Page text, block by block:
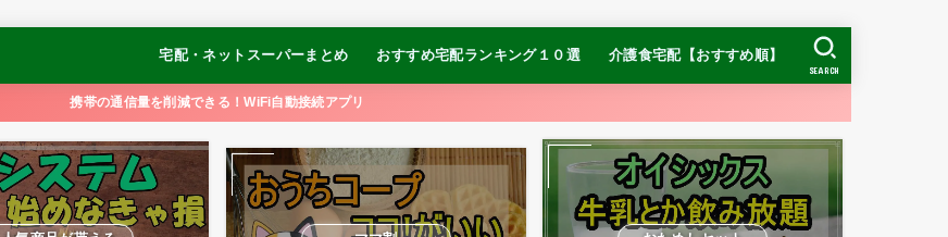
宅配・ネットスーパーまとめ
コープデリ
オイシックス
パルシステム
おうちCO-OP
大地を守る会
らでぃっしゅぼーや
食べチョク
イトーヨーカドーネットスーパー
おすすめ宅配ランキング１０選 介護食宅配【おすすめ順】
SEARCH
携帯の通信量を削減できる！WiFi自動接続アプリ